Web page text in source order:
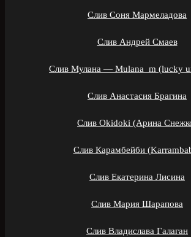
Слив Соня Мармеладова
Слив Андрей Смаев
Слив Мулана — Mulana_m (lucky
Слив Анастасия Брагина
Слив Okidoki (Арина
Слив Карамбейби
Слив Екатерина Лисина
Слив Мария Шарапова
Слив Владислава Галаган